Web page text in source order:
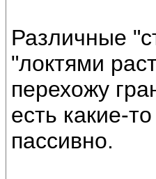
Различные
"локтями
перехожу
есть какие-
пассивно.